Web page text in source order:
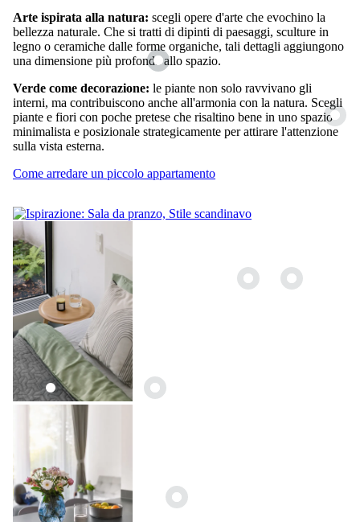
Arte ispirata alla natura: scegli opere d'arte che evochino la
bellezza naturale. Che si tratti di dipinti di paesaggi, sculture in
legno o ceramiche dalle forme organiche, tali dettagli aggiungono
una dimensione più profonda allo spazio.
Verde come decorazione: le piante non solo ravvivano gli
interni, ma contribuiscono anche all'armonia con la natura. Scegli
piante e fiori con poche pretese che risaltino bene in uno spazio
minimalista e posizionale strategicamente per attirare l'attenzione
sulla vista esterna.
Come arredare un piccolo appartamento